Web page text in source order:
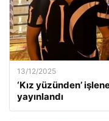
13/12/2025
‘Kız yüzünden’
yayınlandı